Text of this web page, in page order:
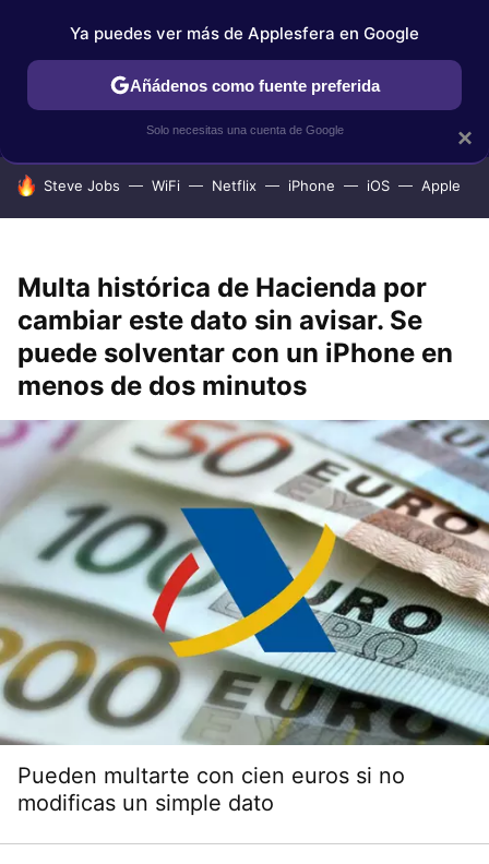
IPHONE TUTORIALES APPLESFERA SELECCIÓN
HOY SE HABLA DE
Steve Jobs WiFi Netflix iPhone iOS Apple
Multa histórica de Hacienda por
cambiar este dato sin avisar. Se
puede solventar con un iPhone en
menos de dos minutos
Pueden multarte con cien euros si no
modificas un simple dato
×
Ya puedes ver más de Applesfera en Google
Añádenos como fuente preferida
Solo necesitas una cuenta de Google